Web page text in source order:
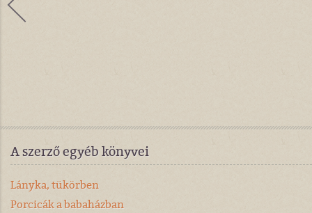
A szerző egyéb könyvei
Lányka, tükörben
Porcicák a babaházban